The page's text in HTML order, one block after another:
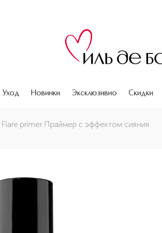
Уход Новинки Эксклюзивно Скидки
Flare primer Праймер с эффектом сияния